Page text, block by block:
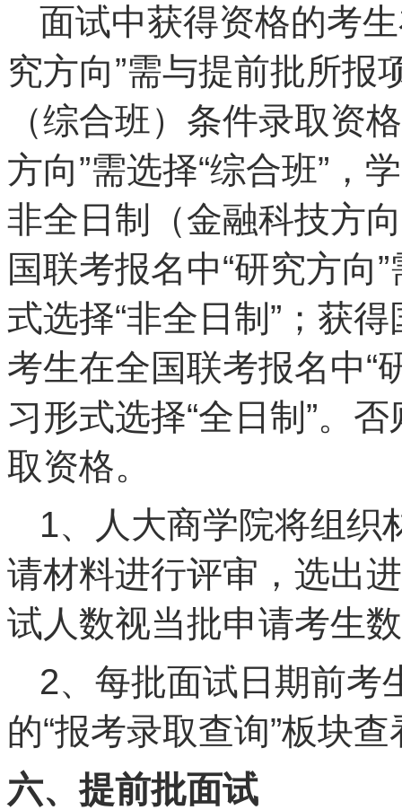
面试中获得资格的考
究方向”需与提前批所报
（综合班）条件录取资
方向”需选择“综合班”，
非全日制（金融科技方
国联考报名中“研究方向
式选择“非全日制”；获
考生在全国联考报名中“
习形式选择“全日制”。
取资格。
1、人大商学院将组织
请材料进行评审，选出
试人数视当批申请考生
2、每批面试日期前考
的“报考录取查询”板块
六、提前批面试